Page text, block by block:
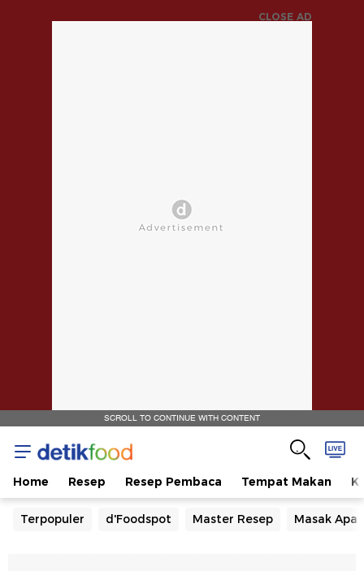
CLOSE AD
SCROLL TO CONTINUE WITH CONTENT
Home Resep Resep Pembaca Tempat Makan
Terpopuler d'Foodspot Master Resep Masak Apa